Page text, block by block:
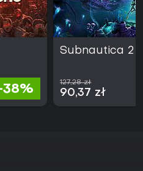
38%
Subnautica 2
127,28 zł
90,37 zł